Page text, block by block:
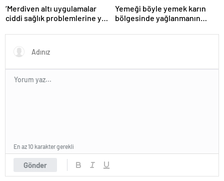
‘Merdiven altı uygulamalar
ciddi sağlık problemlerine yol
Yemeği böyle yemek karın
bölgesinde yağlanmanın
Gönder
En az 10 karakter gerekli